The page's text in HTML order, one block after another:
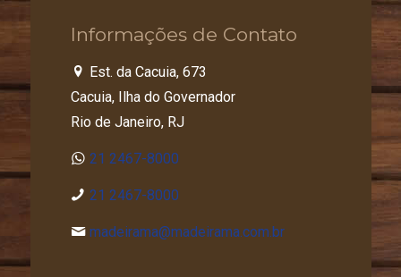
Informações de Contato
Est. da Cacuia, 673
Cacuia, Ilha do Governador
Rio de Janeiro, RJ
21 2467-8000
21 2467-8000
madeirama@madeirama.com.br